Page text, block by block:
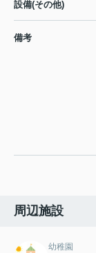
設備(その他)
備考
周辺施設
幼稚園